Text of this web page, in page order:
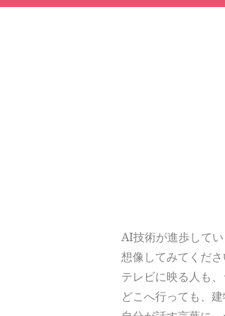
AI技術が進歩して
想像してみてくだ
テレビに映る人も
どこへ行っても、